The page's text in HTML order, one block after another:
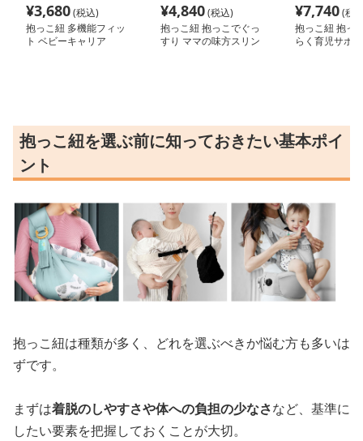
¥3,680(税込)
抱っこ紐 多機能フィッ
ト ベビーキャリア
¥4,840(税込)
抱っこ紐 抱っこでぐっ
すり ママの味方スリン
¥7,740(税
抱っこ紐 抱っ
らく育児サポ
抱っこ紐を選ぶ前に知っておきたい基本ポイ
ント
抱っこ紐は種類が多く、どれを選ぶべきか悩む方も多いは
ずです。
まずは着脱のしやすさや体への負担の少なさなど、基準に
したい要素を把握しておくことが大切。